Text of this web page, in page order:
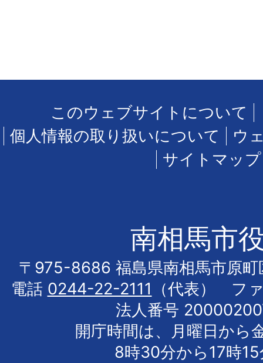
このウェブサイトについて
個人情報の取り扱いについて
ウ
サイトマップ
南相馬市
〒975-8686 福島県南相馬市原町
電話 0244-22-2111
（代表） フ
法人番号
開庁時間は、月曜日から
8時30分から17時